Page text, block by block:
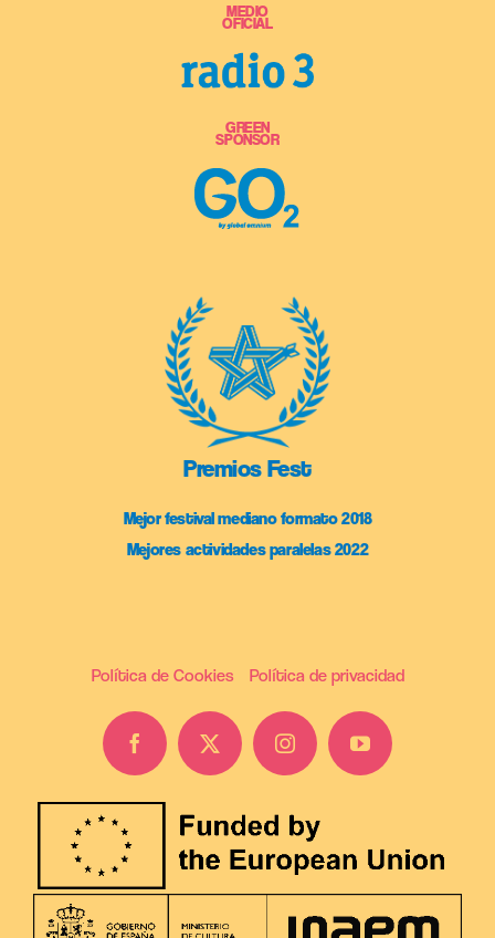
MEDIO
OFICIAL
GREEN
SPONSOR
Premios Fest
Mejor festival mediano formato 2018
Mejores actividades paralelas 2022
Política de Cookies Política de privacidad